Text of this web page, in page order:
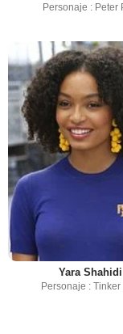
Personaje : Peter
Yara Shahidi
Personaje : Tinker